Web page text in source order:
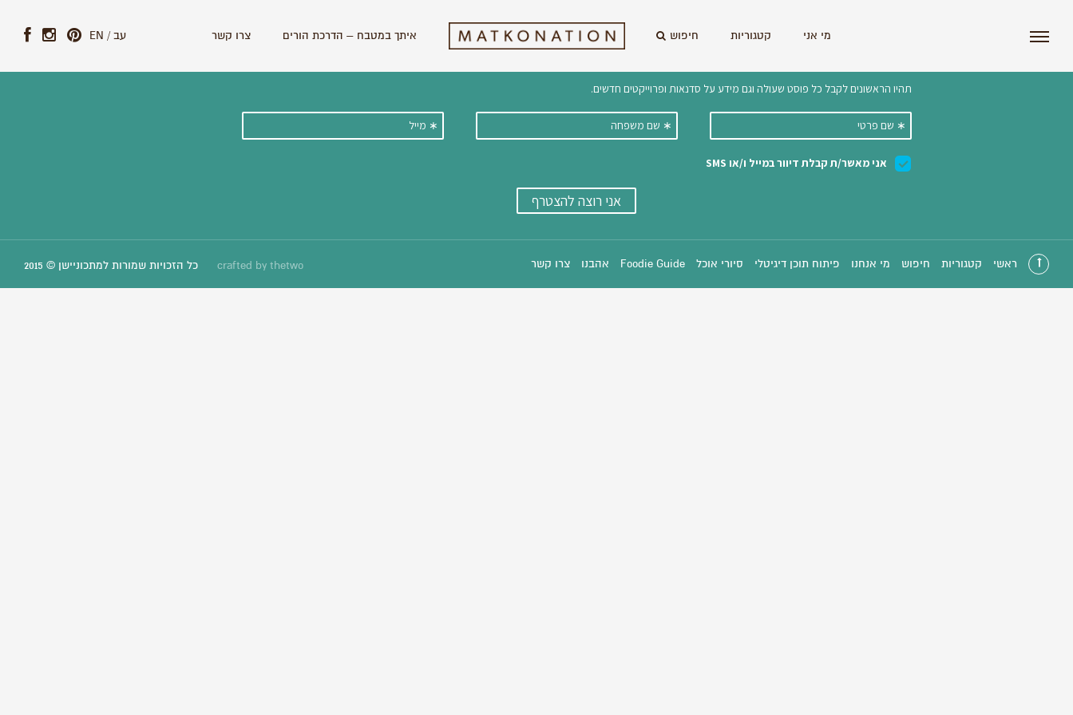
מי אני קטגוריות חיפוש איתך במטבח – הדרכת הורים צרו קשר EN / עב
הצטרפו לניוזלטר שלנו וקבלו ישירות למייל עדכונים על מתכונים וסיפורים חדשים:
ראשי קטגוריות חיפוש מי אנחנו פיתוח תוכן דיגיטלי סיורי אוכל Foodie Guide אהבנו צרו קשר crafted by thetwo כל הזכויות שמורות למתכוניישן © 2015